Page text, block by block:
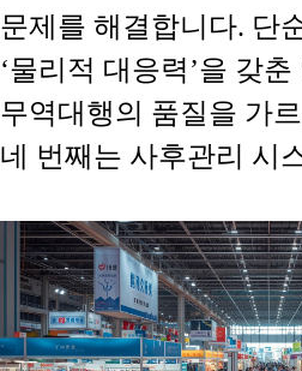
문제를 해결합니다. 단
‘물리적 대응력’을 갖
무역대행의 품질을 가
네 번째는 사후관리 시